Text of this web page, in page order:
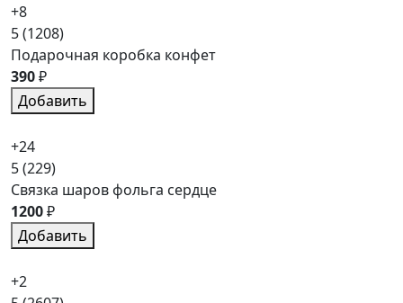
+8
5(1208)
Подарочная коробка конфет
390₽
Добавить
+24
5(229)
Связка шаров фольга сердце
1200₽
Добавить
+2